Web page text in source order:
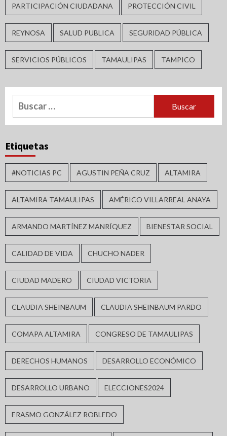
PARTICIPACIÓN CIUDADANA PROTECCIÓN CIVIL
REYNOSA SALUD PUBLICA SEGURIDAD PÚBLICA
SERVICIOS PÚBLICOS TAMAULIPAS TAMPICO
Buscar:
Etiquetas
#NOTICIAS PC AGUSTIN PEÑA CRUZ ALTAMIRA
ALTAMIRA TAMAULIPAS AMÉRICO VILLARREAL ANAYA
ARMANDO MARTÍNEZ MANRÍQUEZ BIENESTAR SOCIAL
CALIDAD DE VIDA CHUCHO NADER
CIUDAD MADERO CIUDAD VICTORIA
CLAUDIA SHEINBAUM CLAUDIA SHEINBAUM PARDO
COMAPA ALTAMIRA CONGRESO DE TAMAULIPAS
DERECHOS HUMANOS DESARROLLO ECONÓMICO
DESARROLLO URBANO ELECCIONES2024
ERASMO GONZÁLEZ ROBLEDO